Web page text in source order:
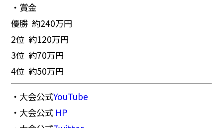
・賞金
優勝 約240万円
2位 約120万円
3位 約70万円
4位 約50万円
・大会公式YouTube
・大会公式 HP